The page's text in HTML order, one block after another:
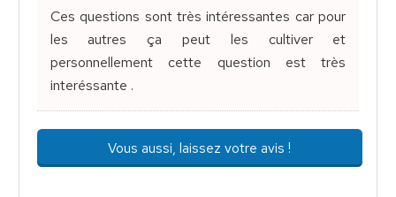
Ces questions sont très intéressantes car pour
les autres ça peut les cultiver et
personnellement cette question est très
interéssante .
Vous aussi, laissez votre avis !